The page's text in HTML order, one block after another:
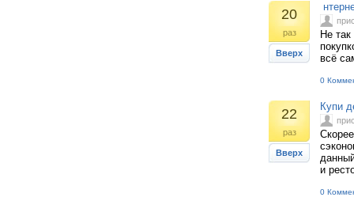
20
раз
Вверх
Не
всё
0
22
раз
Вверх
Купи
и
0